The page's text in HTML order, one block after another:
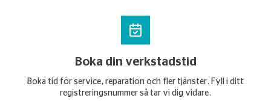
Boka din verkstadstid
Boka tid för service, reparation och fler tjänster. Fyll i ditt
registreringsnummer så tar vi dig vidare.